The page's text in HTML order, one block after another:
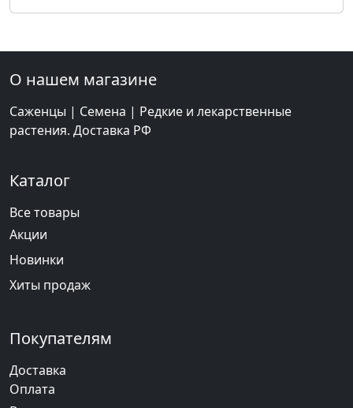
О нашем магазине
Саженцы | Семена | Редкие и лекарственные
растения. Доставка РФ
Каталог
Все товары
Акции
Новинки
Хиты продаж
Покупателям
Доставка
Оплата